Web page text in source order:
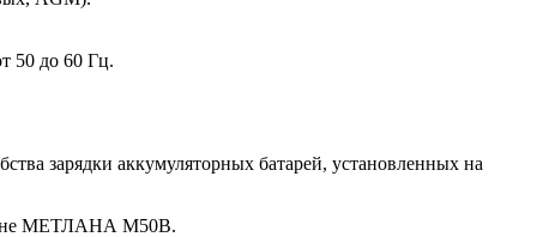
50 до 60 Гц.
зарядки аккумуляторных батарей, установленных на
МЕТЛАНА М50В.